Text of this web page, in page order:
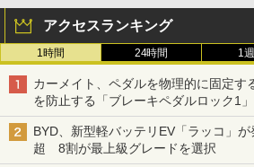
アクセスランキング
1時間 24時間 1
カーメイト、ペダルを物理的に固定す
を防止する「ブレーキペダルロック1」
BYD、新型軽バッテリEV「ラッコ」
超 8割が最上級グレードを選択